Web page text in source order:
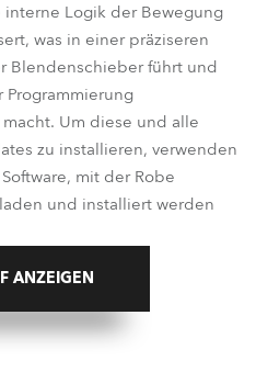
interne Logik der Bewegung
was in einer präziseren
Blendenschieber führt und
Um diese und alle
zu installieren, verwenden
mit der Robe
und installiert werden
ANZEIGEN